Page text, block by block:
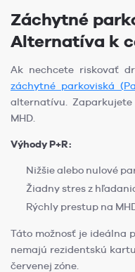
Záchytné
Alternatíva k
Ak nechcete riskovať
záchytné parkoviská
alternatívu.
MHD.
Výhody P+R:
Nižšie alebo nulové
Žiadny stres z
Rýchly prestup na
Táto možnosť je ideálna
nemajú rezidentskú
červenej zóne.